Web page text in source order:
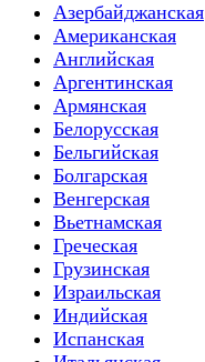
Азербайджанская
Американская
Английская
Аргентинская
Армянская
Белорусская
Бельгийская
Болгарская
Венгерская
Вьетнамская
Греческая
Грузинская
Израильская
Индийская
Испанская